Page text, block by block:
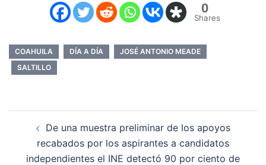
0
Shares
COAHUILA DÍA A DÍA
JOSÉ ANTONIO MEADE
SALTILLO
entradas
De una muestra preliminar de los apoyos
recabados por los aspirantes a candidatos
independientes el INE detectó 90 por ciento de